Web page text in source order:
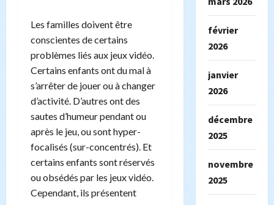
Les familles doivent être
conscientes de certains
problèmes liés aux jeux vidéo.
Certains enfants ont du mal à
s’arrêter de jouer ou à changer
d’activité. D’autres ont des
sautes d’humeur pendant ou
après le jeu, ou sont hyper-
focalisés (sur-concentrés). Et
certains enfants sont réservés
ou obsédés par les jeux vidéo.
Cependant, ils présentent
février
2026
janvier
2026
décembre
2025
novembre
2025